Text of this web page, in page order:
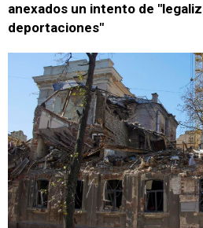
anexados un intento de
deportaciones"